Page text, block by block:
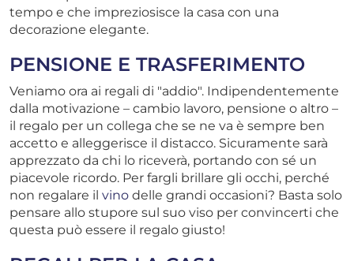
tempo e che impreziosisce la casa con una
decorazione elegante.
PENSIONE E TRASFERIMENTO
Veniamo ora ai regali di "addio". Indipendentemente
dalla motivazione – cambio lavoro, pensione o altro –
il regalo per un collega che se ne va è sempre ben
accetto e alleggerisce il distacco. Sicuramente sarà
apprezzato da chi lo riceverà, portando con sé un
piacevole ricordo. Per fargli brillare gli occhi, perché
non regalare il vino delle grandi occasioni? Basta solo
pensare allo stupore sul suo viso per convincerti che
questa può essere il regalo giusto!